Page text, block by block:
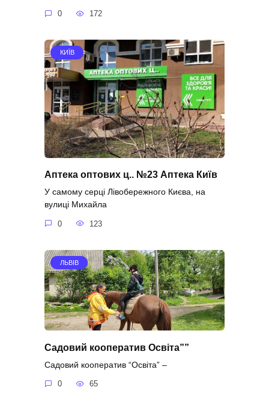
0 172
КИЇВ
Аптека оптових ц.. №23 Аптека Київ
У самому серці Лівобережного Києва, на
вулиці Михайла
0 123
ЛЬВІВ
Садовий кооператив Освіта””
Садовий кооператив “Освіта” –
0 65